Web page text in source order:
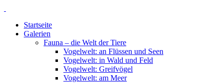
Startseite
Galerien
Fauna – die Welt der Tiere
Vogelwelt: an Flüssen und Seen
Vogelwelt: in Wald und Feld
Vogelwelt: Greifvögel
Vogelwelt: am Meer